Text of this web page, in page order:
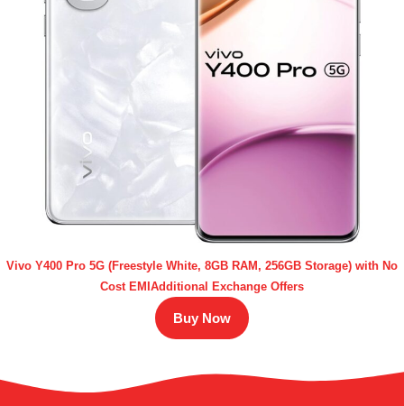
Vivo Y400 Pro 5G (Freestyle White, 8GB RAM, 256GB Storage) with No
Cost EMIAdditional Exchange Offers
Buy Now